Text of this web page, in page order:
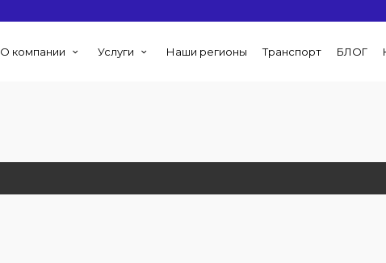
О компании Услуги Наши регионы Транспорт БЛОГ